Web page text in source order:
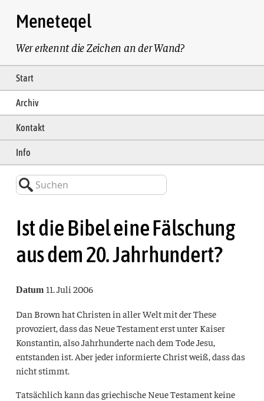
Meneteqel
Wer erkennt die Zeichen an der Wand?
Start
Archiv
Kontakt
Info
Suchen
Ist die Bibel eine Fälschung
aus dem 20. Jahrhundert?
Datum 11. Juli 2006
Dan Brown hat Christen in aller Welt mit der These
provoziert, dass das Neue Testament erst unter Kaiser
Konstantin, also Jahrhunderte nach dem Tode Jesu,
entstanden ist. Aber jeder informierte Christ weiß, dass das
nicht stimmt.
Tatsächlich kann das griechische Neue Testament keine